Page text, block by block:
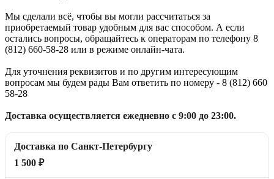
Мы сделали всё, чтобы вы могли рассчитаться за
приобретаемый товар удобным для вас способом. А если
остались вопросы, обращайтесь к операторам по телефону 8
(812) 660-58-28 или в режиме онлайн-чата.
Для уточнения реквизитов и по другим интересующим
вопросам мы будем рады Вам ответить по номеру - 8 (812) 660
58-28
Доставка осуществляется ежедневно с 9:00 до 23:00.
Доставка по Санкт-Петербургу
1 500 ₽